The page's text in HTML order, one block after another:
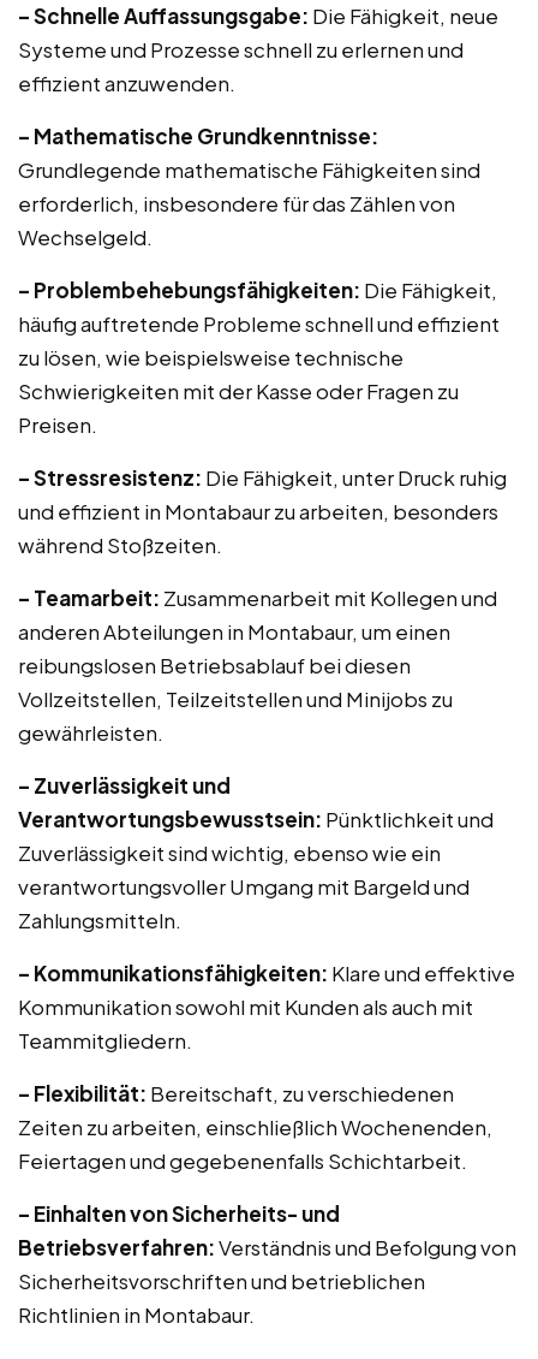
– Schnelle Auffassungsgabe: Die Fähigkeit, neue
Systeme und Prozesse schnell zu erlernen und
effizient anzuwenden.
– Mathematische Grundkenntnisse:
Grundlegende mathematische Fähigkeiten sind
erforderlich, insbesondere für das Zählen von
Wechselgeld.
– Problembehebungsfähigkeiten: Die Fähigkeit,
häufig auftretende Probleme schnell und effizient
zu lösen, wie beispielsweise technische
Schwierigkeiten mit der Kasse oder Fragen zu
Preisen.
– Stressresistenz: Die Fähigkeit, unter Druck ruhig
und effizient in Montabaur zu arbeiten, besonders
während Stoßzeiten.
– Teamarbeit: Zusammenarbeit mit Kollegen und
anderen Abteilungen in Montabaur, um einen
reibungslosen Betriebsablauf bei diesen
Vollzeitstellen, Teilzeitstellen und Minijobs zu
gewährleisten.
– Zuverlässigkeit und
Verantwortungsbewusstsein: Pünktlichkeit und
Zuverlässigkeit sind wichtig, ebenso wie ein
verantwortungsvoller Umgang mit Bargeld und
Zahlungsmitteln.
– Kommunikationsfähigkeiten: Klare und effektive
Kommunikation sowohl mit Kunden als auch mit
Teammitgliedern.
– Flexibilität: Bereitschaft, zu verschiedenen
Zeiten zu arbeiten, einschließlich Wochenenden,
Feiertagen und gegebenenfalls Schichtarbeit.
– Einhalten von Sicherheits- und
Betriebsverfahren:Verständnis und Befolgung von
Sicherheitsvorschriften und betrieblichen
Richtlinien in Montabaur.